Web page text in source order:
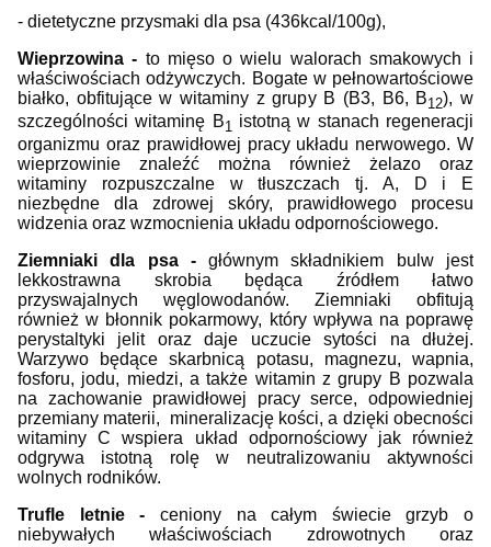
- dietetyczne przysmaki dla psa (436kcal/100g),
Wieprzowina - to mięso o wielu walorach smakowych i
właściwościach odżywczych. Bogate w pełnowartościowe
białko, obfitujące w witaminy z grupy B (B3, B6, B12), w
szczególności witaminę B1 istotną w stanach regeneracji
organizmu oraz prawidłowej pracy układu nerwowego. W
wieprzowinie znaleźć można również żelazo oraz
witaminy rozpuszczalne w tłuszczach tj. A, D i E
niezbędne dla zdrowej skóry, prawidłowego procesu
widzenia oraz wzmocnienia układu odpornościowego.
Ziemniaki
dla psa -głównym składnikiem bulw jest
lekkostrawna skrobia będąca źródłem łatwo
przyswajalnych węglowodanów. Ziemniaki obfitują
również w błonnik pokarmowy, który wpływa na poprawę
perystaltyki jelit oraz daje uczucie sytości na dłużej.
Warzywo będące skarbnicą potasu, magnezu, wapnia,
fosforu, jodu, miedzi, a także witamin z grupy B pozwala
na zachowanie prawidłowej pracy serce, odpowiedniej
przemiany materii, mineralizację kości, a dzięki obecności
witaminy C wspiera układ odpornościowy jak również
odgrywa istotną rolę w neutralizowaniu aktywności
wolnych rodników.
Trufle letnie - ceniony na całym świecie grzyb o
niebywałych właściwościach zdrowotnych oraz